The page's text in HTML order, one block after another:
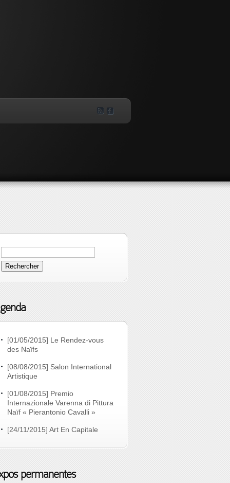
[01/05/2015] Le Rendez-vous
des Naïfs
[08/08/2015] Salon International
Artistique
[01/08/2015] Premio
Internazionale Varenna di Pittura
Naïf « Pierantonio Cavalli »
[24/11/2015] Art En Capitale
permanentes